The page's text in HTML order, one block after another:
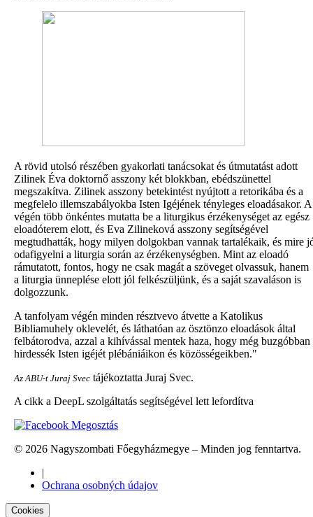
A rövid utolsó részében gyakorlati tanácsokat és útmutatást adott
Zilinek Éva doktornő asszony két blokkban, ebédszünettel
megszakítva. Zilinek asszony betekintést nyújtott a retorikába és a
megfelelo illemszabályokba Isten Igéjének tényleges eloadásakor. A
végén több önkéntes mutatta be a liturgikus érzékenységet az egész
eloadóterem elott, és Eva Zilineková asszony segítségével
megtudhatták, hogy milyen dolgokban vannak tartalékaik, és mire
odafigyelni a liturgia során az érzékenységben. Mint az eloadó
rámutatott, fontos, hogy ne csak magát a szöveget olvassuk, hanem
a liturgia ünneplése elott jól felkészüljünk, és a saját szavaláson is
dolgozzunk.
A tanfolyam végén minden résztvevo átvette a Katolikus
Bibliamuhely oklevelét, és láthatóan az ösztönzo eloadások által
felbátorodva, azzal a kihívással mentek haza, hogy még buzgóbban
hirdessék Isten igéjét plébániáikon és közösségeikben."
Az ABU-t Juraj Svec tájékoztatta Juraj Svec.
A cikk a DeepL szolgáltatás segítségével lett lefordítva
Megosztás
© 2026 Nagyszombati Főegyházmegye – Minden jog fenntartva.
|
Ochrana osobných údajov
Cookies